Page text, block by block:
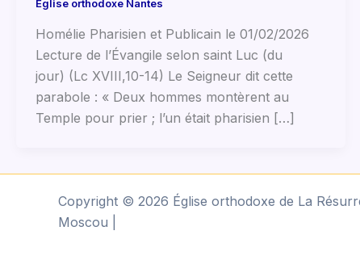
Église orthodoxe Nantes
Homélie Pharisien et Publicain le 01/02/2026
Lecture de l’Évangile selon saint Luc (du
jour) (Lc XVIII,10-14) Le Seigneur dit cette
parabole : « Deux hommes montèrent au
Temple pour prier ; l’un était pharisien […]
Copyright © 2026 Église orthodoxe de La
Moscou |